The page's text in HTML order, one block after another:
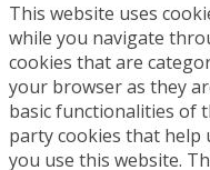
This website uses
while you navigate
cookies that are
your browser as they
basic functionalities of
party cookies that help
you use this website.